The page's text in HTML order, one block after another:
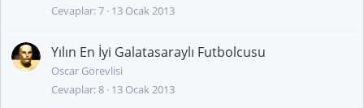
Cevaplar 7 13 Ocak 2013
Yılın En İyi Galatasaraylı Futbolcusu
Oscar Görevlisi
Cevaplar 8 13 Ocak 2013